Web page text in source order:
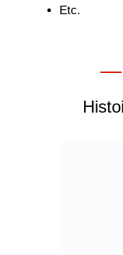
Etc.